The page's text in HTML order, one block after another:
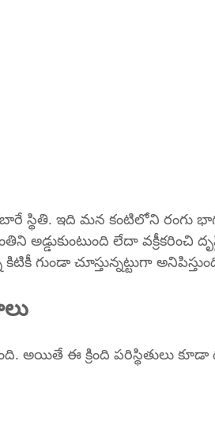
స్థితి. ఇది మన కంటిలోని రంగు
లేదా వక్రీకరించి
గుండా చూస్తున్నట్టుగా
అయితే ఈ క్రింది పరిస్థితులు